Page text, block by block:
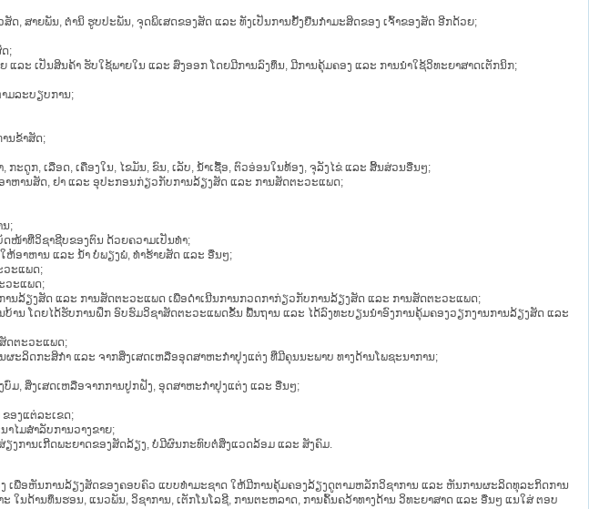
, ສາຍພັນ, ຕຳນິ ຮູບປະພັນ, ຈຸດພິເສດຂອງສັດ ແລະ ທັງເປັນການຢັ້ງຢືນກຳມະສິດຂອງ ເຈົ້າຂອງສັດ ອີກດ້ວຍ;
;
ະ ເປັນສິນຄ້າ ຮັບໃຊ້ພາຍໃນ ແລະ ສົ່ງອອກ ໂດຍມີການລົງທຶນ, ມີການຄຸ້ມຄອງ ແລະ ການນຳໃຊ້ວິທະຍາສາດເຕັກນິກ;
ມລະບຽບການ;
ນຂ້າສັດ;
ະດູກ, ເລືອດ, ເຄື່ອງໃນ, ໄຂມັນ, ຂົນ, ເລັບ, ນ້ຳເຊື້ອ, ຕົວອ່ອນໃນທ້ອງ, ຈຸລັງໄຂ່ ແລະ ສິ້ນສ່ວນອື່ນໆ;
ຫານສັດ, ຢາ ແລະ ອຸປະກອນກ່ຽວກັບການລ້ຽງສັດ ແລະ ການສັດຕະວະແພດ;
ນ;
ໜ້າທີ່ວິຊາຊີບຂອງຕົນ ດ້ວຍຄວາມເປັນທຳ;
ຫ້ອາຫານ ແລະ ນ້ຳ ບໍ່ພຽງພໍ, ທຳຮ້າຍສັດ ແລະ ອື່ນໆ;
ວະແພດ;
ວະແພດ;
ນລ້ຽງສັດ ແລະ ການສັດຕະວະແພດ ເພື່ອດຳເນີນການກວດກາກ່ຽວກັບການລ້ຽງສັດ ແລະ ການສັດຕະວະແພດ;
ນ ໂດຍໄດ້ຮັບການຝຶກ ອົບຮົມວິຊາສັດຕະວະແພດຂັ້ນ ພື້ນຖານ ແລະ ໄດ້ລົງທະບຽນນຳອົງການຄຸ້ມຄອງວຽກງານການລ້ຽງສັດ ແລະ
ດຕະວະແພດ;
ະລິດກະສິກຳ ແລະ ຈາກສິ່ງເສດເຫລືອອຸດສາຫະກຳປຸງແຕ່ງ ທີ່ມີຄຸນນະພາບ ທາງດ້ານໂພຊະນາການ;
ມ, ສິ່ງເສດເຫລືອຈາກການປູກຝັງ, ອຸດສາຫະກຳປຸງແຕ່ງ ແລະ ອື່ນໆ;
ອງແຕ່ລະເຂດ;
ໄມສຳລັບການວາງຂາຍ;
ງການເກີດພະຍາດຂອງສັດລ້ຽງ, ບ່ໍມີຜົນກະທົບຕໍ່ສິ່ງແວດລ້ອມ ແລະ ສັງຄົມ.
ເພື່ອຫັນການລ້ຽງສັດຂອງຄອບຄົວ ແບບທຳມະຊາດ ໃຫ້ມີການຄຸ້ມຄອງລ້ຽງດູຕາມຫລັກວິຊາການ ແລະ ຫັນການຜະລິດທຸລະກິດການ
ດ້ານທຶນຮອນ, ແນວພັນ, ວິຊາການ, ເຕັກໂນໂລຊີ, ການຕະຫລາດ, ການຄົ້ນຄວ້າທາງດ້ານ ວິທະຍາສາດ ແລະ ອື່ນໆ ແນໃສ່ ຕອບ